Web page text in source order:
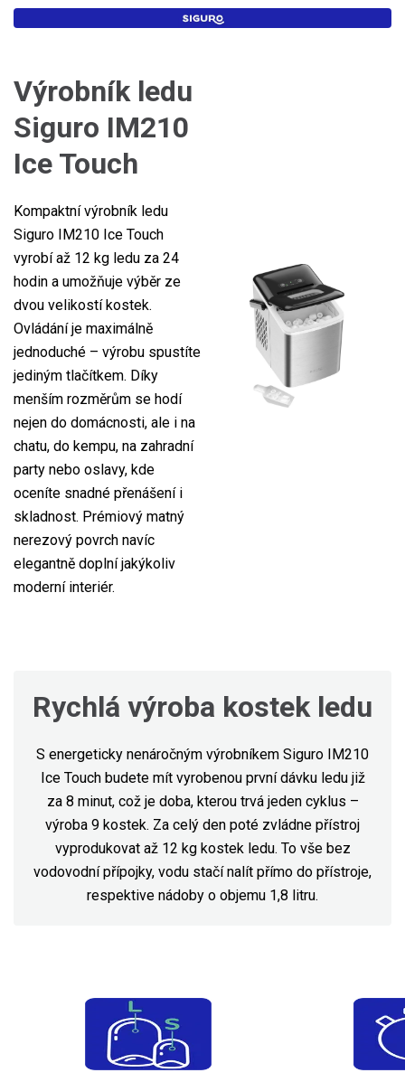
Výrobník ledu
Siguro IM210
Ice Touch
Kompaktní výrobník ledu
Siguro IM210 Ice Touch
vyrobí až 12 kg ledu za 24
hodin a umožňuje výběr ze
dvou velikostí kostek.
Ovládání je maximálně
jednoduché – výrobu spustíte
jediným tlačítkem. Díky
menším rozměrům se hodí
nejen do domácnosti, ale i na
chatu, do kempu, na zahradní
party nebo oslavy, kde
oceníte snadné přenášení i
skladnost. Prémiový matný
nerezový povrch navíc
elegantně doplní jakýkoliv
moderní interiér.
Rychlá výroba kostek ledu
S energeticky nenáročným výrobníkem Siguro IM210
Ice Touch budete mít vyrobenou první dávku ledu již
za 8 minut, což je doba, kterou trvá jeden cyklus –
výroba 9 kostek. Za celý den poté zvládne přístroj
vyprodukovat až 12 kg kostek ledu. To vše bez
vodovodní přípojky, vodu stačí nalít přímo do přístroje,
respektive nádoby o objemu 1,8 litru.